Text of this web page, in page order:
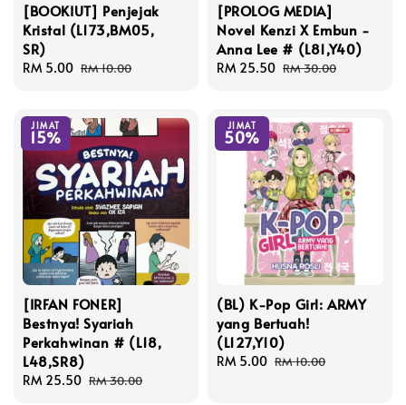
[BOOKIUT] Penjejak
Kristal (L173,BM05,
SR)
Sale
RM 5.00 Regular
RM 10.00
[PROLOG MEDIA]
Novel Kenzi X Embun -
Anna Lee # (L81,Y40)
Sale
RM 25.50 Regular
RM 30.00
JIMAT
15%
[IRFAN FONER]
Bestnya! Syariah
Perkahwinan # (L18,
L48,SR8)
Sale
RM 25.50 Regular
RM 30.00
JIMAT
50%
(BL) K-Pop Girl: ARMY
yang Bertuah!
(L127,Y10)
Sale
RM 5.00 Regular
RM 10.00